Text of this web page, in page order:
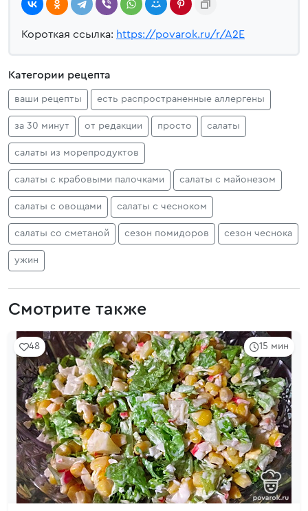
Короткая ссылка: https://povarok.ru/r/A2E
Категории рецепта
ваши рецепты есть распространенные аллергены
за 30 минут от редакции просто салаты
салаты из морепродуктов
салаты с крабовыми палочками салаты с майонезом
салаты с овощами салаты с чесноком
салаты со сметаной сезон помидоров сезон чеснока
ужин
Смотрите также
15 мин
48